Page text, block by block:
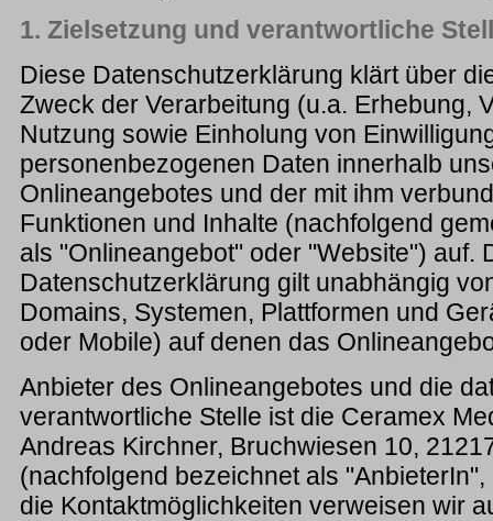
1. Zielsetzung und verantwortliche
Diese Datenschutzerklärung klärt über
Zweck der Verarbeitung (u.a. Erhebung,
Nutzung sowie Einholung von
personenbezogenen Daten innerhalb
Onlineangebotes und der mit ihm
Funktionen und Inhalte (nachfolgend
als "Onlineangebot" oder "Website") auf.
Datenschutzerklärung gilt unabhängig
Domains, Systemen, Plattformen und
oder Mobile) auf denen das
Anbieter des Onlineangebotes und die
verantwortliche Stelle ist die Ceramex
Andreas Kirchner, Bruchwiesen 10,
(nachfolgend bezeichnet als
die Kontaktmöglichkeiten verweisen wir